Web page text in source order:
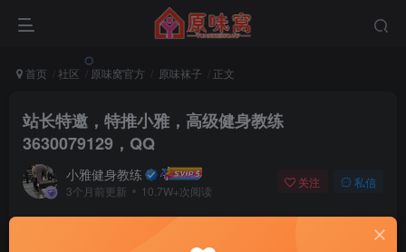
首页 社区 原味窝官方 原味袜子 正文
站长特邀，特推小雅，高级健身教练
3630079129，QQ
小雅健身教练
3个月前更新 10.7W+次阅读
关注 私信